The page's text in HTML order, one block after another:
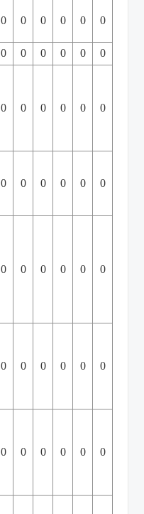
0 0 0 0 0 0
0 0 0 0 0
0
0 0 0 0 0 0
0 0 0 0 0 0
0 0 0 0 0 0
0 0 0 0 0 0
0 0 0 0 0 0